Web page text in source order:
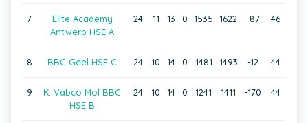
7
Elite Academy
Antwerp HSE A
24 11 13 0 1535 1622 -87 46
8 BBC Geel HSE C 24 10 14 0 1481 1493 -12 44
9
K. Vabco Mol BBC
HSE B
24 10 14 0 1241 1411 -170 44